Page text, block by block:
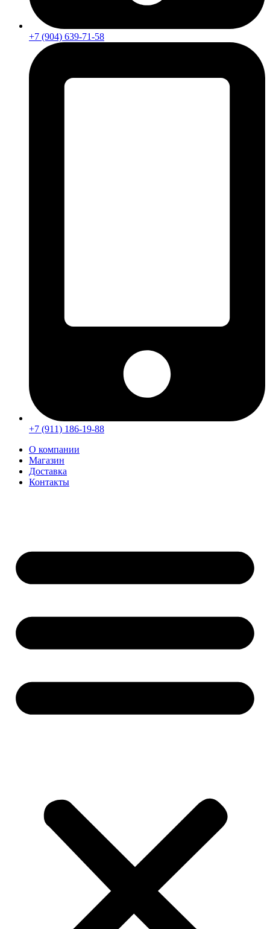
+7 (904) 639-71-58
+7 (911) 186-19-88
О компании
Магазин
Доставка
Контакты